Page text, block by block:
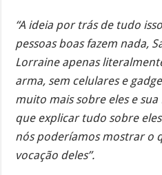
“A ideia por trás de tudo
pessoas boas fazem nada,
Lorraine apenas
arma, sem celulares e
muito mais sobre eles e
que explicar tudo sobre
nós poderíamos mostrar o
vocação deles”.